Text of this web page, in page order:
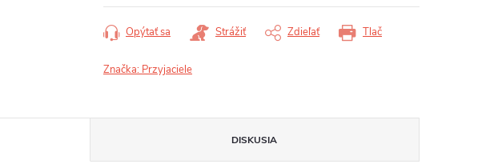
Tlač
Opýtať sa Strážiť Zdieľať
Značka: Przyjaciele
DISKUSIA